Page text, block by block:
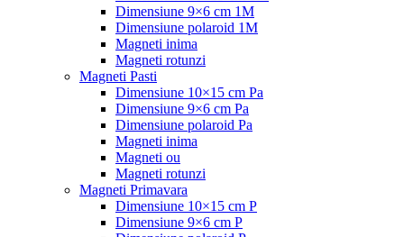
Dimensiune 9×6 cm 1M
Dimensiune polaroid 1M
Magneti inima
Magneti rotunzi
Magneti Pasti
Dimensiune 10×15 cm Pa
Dimensiune 9×6 cm Pa
Dimensiune polaroid Pa
Magneti inima
Magneti ou
Magneti rotunzi
Magneti Primavara
Dimensiune 10×15 cm P
Dimensiune 9×6 cm P